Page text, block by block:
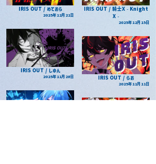
IRIS OUT / めておら
2025年12月21日
IRIS OUT / しゆん
2025年11月28日
IRIS OUT / 騎士X - Knight
X -
2025年12月15日
IRIS OUT / らお
2025年11月11日